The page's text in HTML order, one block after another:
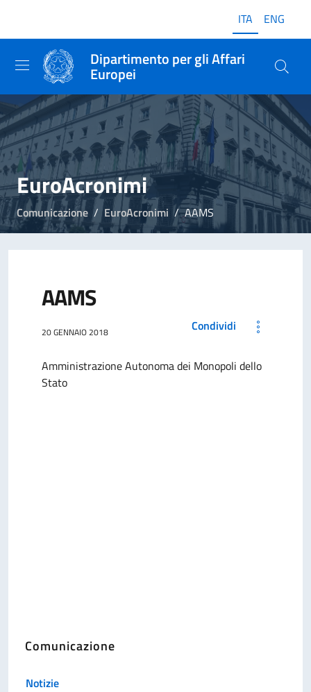
ITA ENG
Dipartimento per gli Affari
Europei
EuroAcronimi
Comunicazione EuroAcronimi AAMS
AAMS
20 GENNAIO 2018 Condividi
Amministrazione Autonoma dei Monopoli dello
Stato
Comunicazione
Notizie